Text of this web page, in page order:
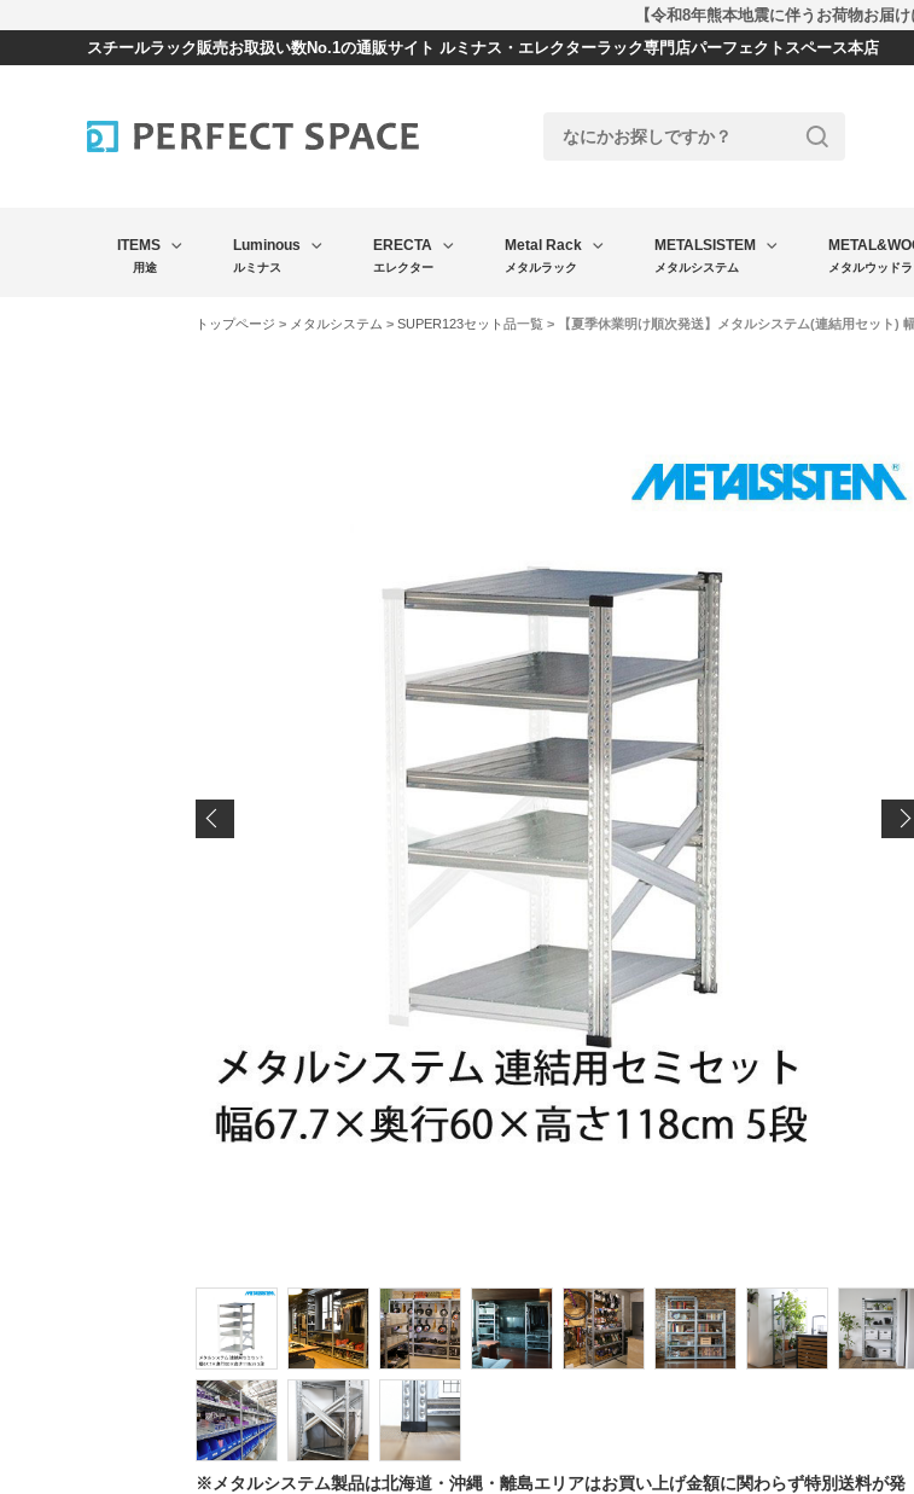
【令和8年熊本地震に伴うお荷物お届け
スチールラック販売お取扱い数No.1の通販サイト ルミナス・エレクターラック専門店パーフェクトスペース本店
ITEMS
用途
Luminous
ルミナス
ERECTA
エレクター
Metal Rack
メタルラック
METALSISTEM
メタルシステム メタルウッド
トップページ > メタルシステム > SUPER123セット品一覧 > 【夏季休業明け順次発送】メタルシステム(連結用セット)
※メタルシステム製品は北海道・沖縄・離島エリアはお買い上げ金額に関わらず特別送料が発